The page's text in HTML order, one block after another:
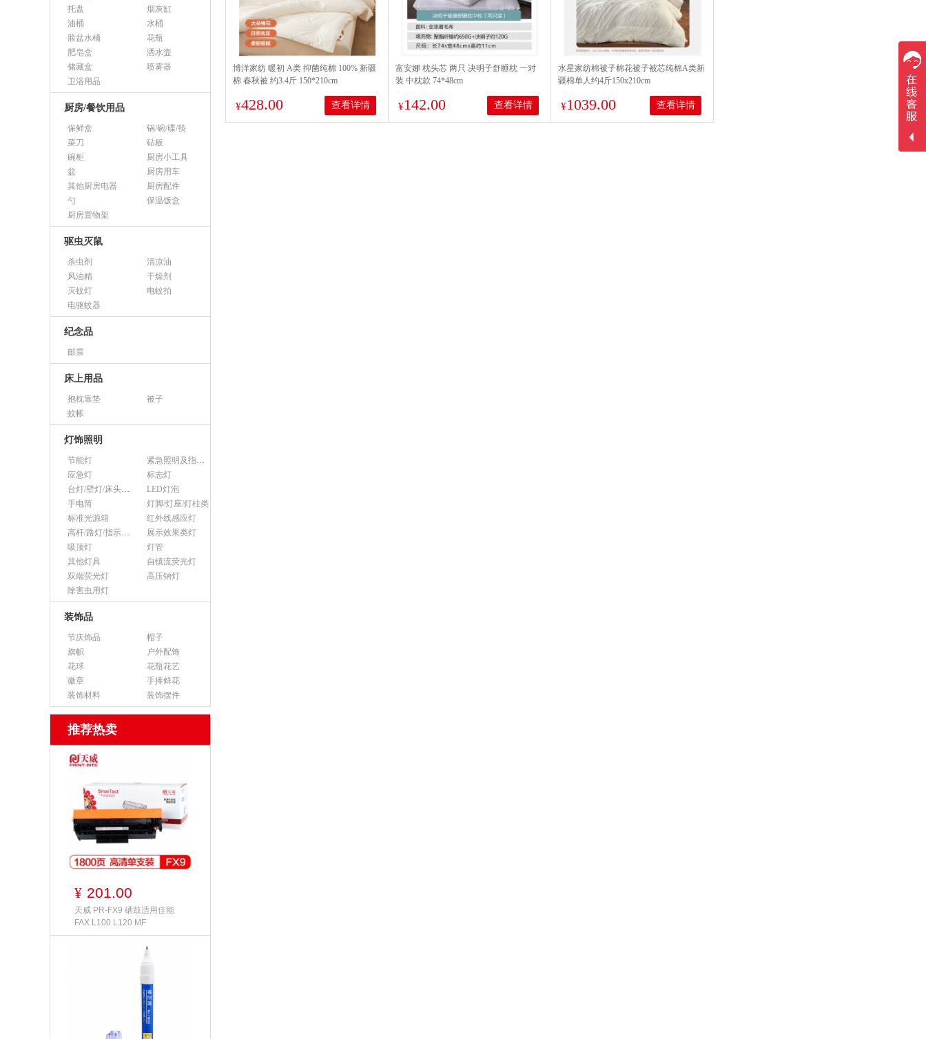
托盘
烟灰缸
油桶
水桶
脸盆水桶
花瓶
肥皂盒
洒水壶
储藏盒
喷雾器
卫浴用品
厨房/餐饮用品
保鲜盒
锅/碗/碟/筷
菜刀
砧板
碗柜
厨房小工具
盆
厨房用车
其他厨房电器
厨房配件
勺
保温饭盒
厨房置物架
驱虫灭鼠
杀虫剂
清凉油
风油精
干燥剂
灭蚊灯
电蚊拍
电驱蚊器
纪念品
邮票
床上用品
抱枕靠垫
被子
蚊帐
灯饰照明
节能灯
紧急照明及指示灯
应急灯
标志灯
台灯/壁灯/床头灯/落地灯
LED灯泡
手电筒
灯脚/灯座/灯柱类
标准光源箱
红外线感应灯
高杆/路灯/指示灯类
展示效果类灯
吸顶灯
灯管
其他灯具
自镇流荧光灯
双端荧光灯
高压钠灯
除害虫用灯
装饰品
节庆饰品
帽子
旗帜
户外配饰
花球
花瓶花艺
徽章
手捧鲜花
装饰材料
装饰摆件
推荐热卖
¥ 201.00
天威 PR-FX9 硒鼓适用佳能
FAX L100 L120 MF
博洋家纺 暖初 A类 抑菌纯棉 100% 新疆
棉 春秋被 约3.4斤 150*210cm
¥428.00 查看详情
富安娜 枕头芯 两只 决明子舒睡枕 一对
装 中枕款 74*48cm
¥142.00 查看详情
水星家纺棉被子棉花被子被芯纯棉A类新
疆棉单人约4斤150x210cm
¥1039.00 查看详情